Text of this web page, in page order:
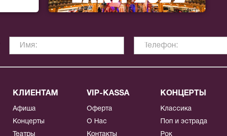
КЛИЕНТАМ
Афиша
Концерты
Театры
VIP-KASSA
Оферта
О Нас
Контакты
КОНЦЕРТЫ
Классика
Поп и эстрада
Рок